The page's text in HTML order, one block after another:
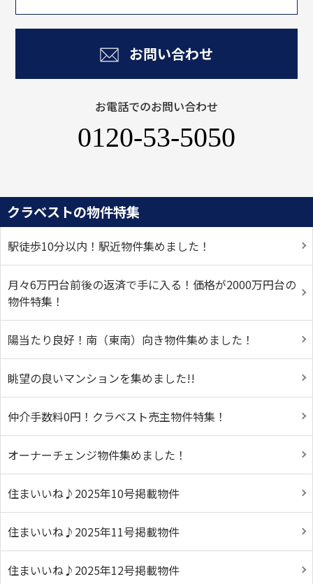
お問い合わせ
お電話でのお問い合わせ
0120-53-5050
クラベストの物件特集
駅徒歩10分以内！駅近物件集めました！
月々6万円台前後の返済で手に入る！価格が2000万円台の
物件特集！
陽当たり良好！南（東南）向き物件集めました！
眺望の良いマンションを集めました!!
仲介手数料0円！クラベスト売主物件特集！
オーナーチェンジ物件集めました！
住まいいね♪2025年10号掲載物件
住まいいね♪2025年11号掲載物件
住まいいね♪2025年12号掲載物件